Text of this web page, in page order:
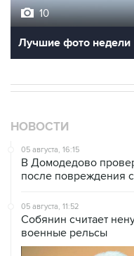
10
Лучшие фото недели
НОВОСТИ
05 августа, 16:15
В Домодедово
после повреждения
05 августа, 11:52
Собянин считает
военные рельсы